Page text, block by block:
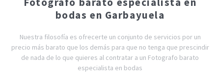
bodas en Garbayuela
Nuestra filosofía es ofrecerte un conjunto de servicios por un
precio más barato que los demás para que no tenga que prescindir
de nada de lo que quieres al contratar a un Fotografo barato
especialista en bodas